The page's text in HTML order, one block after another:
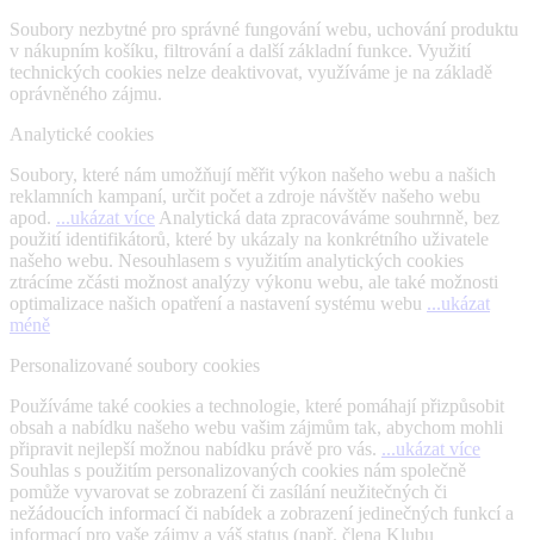
Soubory nezbytné pro správné fungování webu, uchování produktu
v nákupním košíku, filtrování a další základní funkce. Využití
technických cookies nelze deaktivovat, využíváme je na základě
oprávněného zájmu.
Analytické cookies
Soubory, které nám umožňují měřit výkon našeho webu a našich
reklamních kampaní, určit počet a zdroje návštěv našeho webu
apod. ...ukázat více Analytická data zpracováváme souhrnně, bez
použití identifikátorů, které by ukázaly na konkrétního uživatele
našeho webu. Nesouhlasem s využitím analytických cookies
ztrácíme zčásti možnost analýzy výkonu webu, ale také možnosti
optimalizace našich opatření a nastavení systému webu ...ukázat
méně
Personalizované soubory cookies
Používáme také cookies a technologie, které pomáhají přizpůsobit
obsah a nabídku našeho webu vašim zájmům tak, abychom mohli
připravit nejlepší možnou nabídku právě pro vás. ...ukázat více
Souhlas s použitím personalizovaných cookies nám společně
pomůže vyvarovat se zobrazení či zasílání neužitečných či
nežádoucích informací či nabídek a zobrazení jedinečných funkcí a
informací pro vaše zájmy a váš status (např. člena Klubu